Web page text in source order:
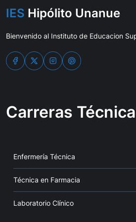
IES Hipólito Unanue
Bienvenido al Instituto de Educacion
Carreras
Enfermería Técnica
Técnica en Farmacia
Laboratorio Clínico